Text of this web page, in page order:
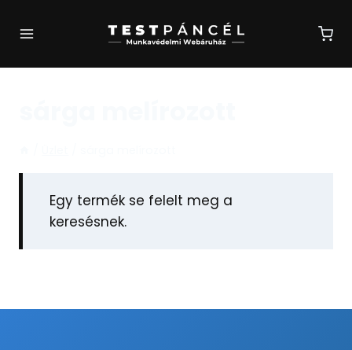
Egy termék se felelt meg a
keresésnek.